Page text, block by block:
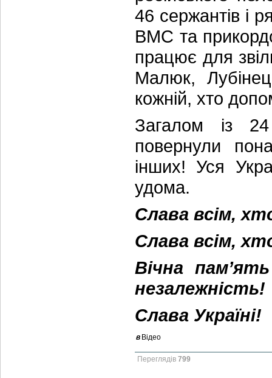
46 сержантів і
ВМС та
працює для
Малюк,
кожній, хто
Загалом із
повернули
інших! Уся
удома.
Слава всім,
Слава всім,
Вічна
незалежність!
Слава Україні!
в Відео
Переглядів 799